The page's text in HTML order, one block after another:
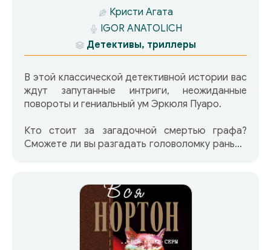
Кристи Агата
IGOR ANATOLICH
Детективы, триллеры
В этой классической детективной истории вас
ждут запутанные интриги, неожиданные
повороты и гениальный ум Эркюля Пуаро.
Кто стоит за загадочной смертью графа?
Сможете ли вы разгадать головоломку раньше
загадок и тайн!